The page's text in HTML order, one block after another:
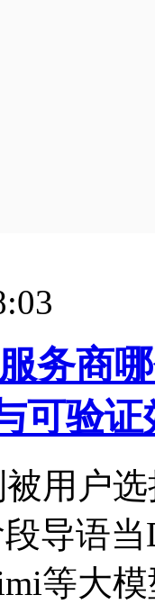
务商
可验证
用户
导语当
等大